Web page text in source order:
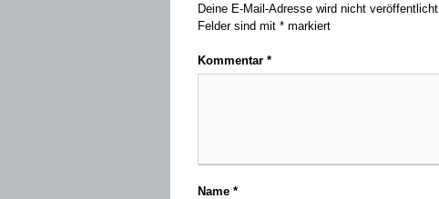
Deine E-Mail-Adresse wird nicht veröffentlicht.
Felder sind mit * markiert
Kommentar *
Name *